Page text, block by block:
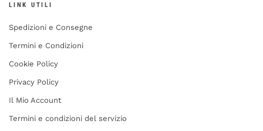
LINK UTILI
Spedizioni e Consegne
Termini e Condizioni
Cookie Policy
Privacy Policy
Il Mio Account
Termini e condizioni del servizio